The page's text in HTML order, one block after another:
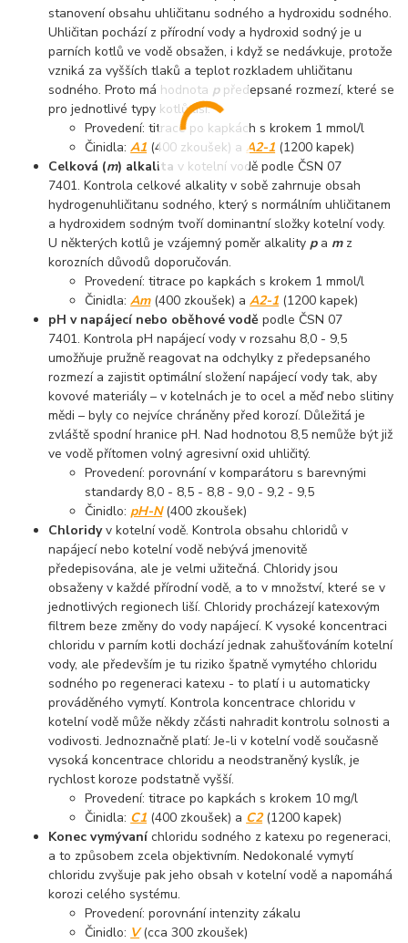
stanovení obsahu uhličitanu sodného a hydroxidu sodného.
Uhličitan pochází z přírodní vody a hydroxid sodný je u
parních kotlů ve vodě obsažen, i když se nedávkuje, protože
vzniká za vyšších tlaků a teplot rozkladem uhličitanu
sodného. Proto má hodnota ppředepsané rozmezí, které se
pro jednotlivé typy kotlů liší.
Provedení: titrace po kapkách s krokem 1 mmol/l
Činidla:A1 (400 zkoušek) aA2-1 (1200 kapek)
Celková (m) alkalita v kotelní vodě podle ČSN 07
7401. Kontrola celkové alkality v sobě zahrnuje obsah
hydrogenuhličitanu sodného, který s normálním uhličitanem
a hydroxidem sodným tvoří dominantní složky kotelní vody.
U některých kotlů je vzájemný poměr alkalitypa mz
korozních důvodů doporučován.
Provedení: titrace po kapkách s krokem 1 mmol/l
Činidla:Am(400 zkoušek) aA2-1 (1200 kapek)
pH v napájecí nebo oběhové vodě podle ČSN 07
7401. Kontrola pH napájecí vody v rozsahu 8,0 - 9,5
umožňuje pružně reagovat na odchylky z předepsaného
rozmezí a zajistit optimální složení napájecí vody tak, aby
kovové materiály – v kotelnách je to ocel a měď nebo slitiny
mědi – byly co nejvíce chráněny před korozí. Důležitá je
zvláště spodní hranice pH. Nad hodnotou 8,5 nemůže být již
ve vodě přítomen volný agresivní oxid uhličitý.
Provedení: porovnání v komparátoru s barevnými
standardy 8,0 - 8,5 - 8,8 - 9,0 - 9,2 - 9,5
Činidlo:pH-N (400 zkoušek)
Chloridyv kotelní vodě. Kontrola obsahu chloridů v
napájecí nebo kotelní vodě nebývá jmenovitě
předepisována, ale je velmi užitečná. Chloridy jsou
obsaženy v každé přírodní vodě, a to v množství, které se v
jednotlivých regionech liší. Chloridy procházejí katexovým
filtrem beze změny do vody napájecí. K vysoké koncentraci
chloridu v parním kotli dochází jednak zahušťováním kotelní
vody, ale především je tu riziko špatně vymytého chloridu
sodného po regeneraci katexu - to platí i u automaticky
prováděného vymytí. Kontrola koncentrace chloridu v
kotelní vodě může někdy zčásti nahradit kontrolu solnosti a
vodivosti. Jednoznačně platí: Je-li v kotelní vodě současně
vysoká koncentrace chloridu a neodstraněný kyslík, je
rychlost koroze podstatně vyšší.
Provedení: titrace po kapkách s krokem 10 mg/l
Činidla: C1 (400 zkoušek) a C2 (1200 kapek)
Konec vymývaníchloridu sodného z katexu po regeneraci,
a to způsobem zcela objektivním. Nedokonalé vymytí
chloridu zvyšuje pak jeho obsah v kotelní vodě a napomáhá
korozi celého systému.
Provedení: porovnání intenzity zákalu
Činidlo: V(cca 300 zkoušek)